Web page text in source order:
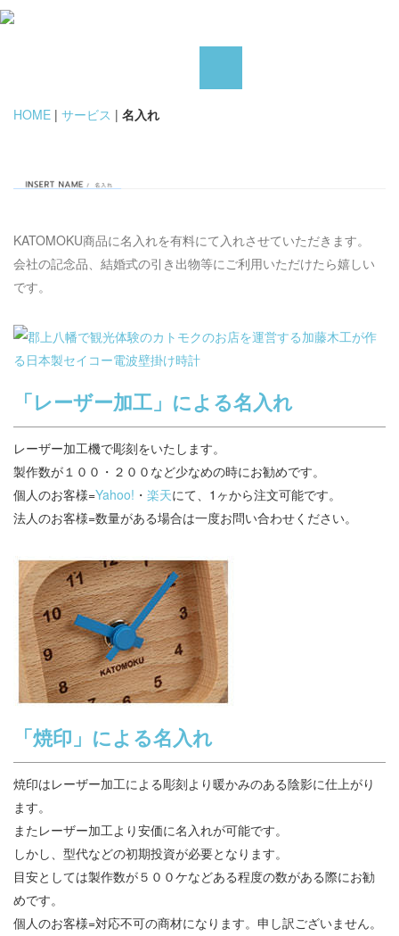
HOME | サービス | 名入れ
KATOMOKU商品に名入れを有料にて入れさせていただきます。
会社の記念品、結婚式の引き出物等にご利用いただけたら嬉しい
です。
「レーザー加工」による名入れ
レーザー加工機で彫刻をいたします。
製作数が１００・２００など少なめの時にお勧めです。
個人のお客様=Yahoo! ・ 楽天にて、1ヶから注文可能です。
法人のお客様=数量がある場合は一度お問い合わせください。
「焼印」による名入れ
焼印はレーザー加工による彫刻より暖かみのある陰影に仕上がり
ます。
またレーザー加工より安価に名入れが可能です。
しかし、型代などの初期投資が必要となります。
目安としては製作数が５００ケなどある程度の数がある際にお勧
めです。
個人のお客様=対応不可の商材になります。申し訳ございません。